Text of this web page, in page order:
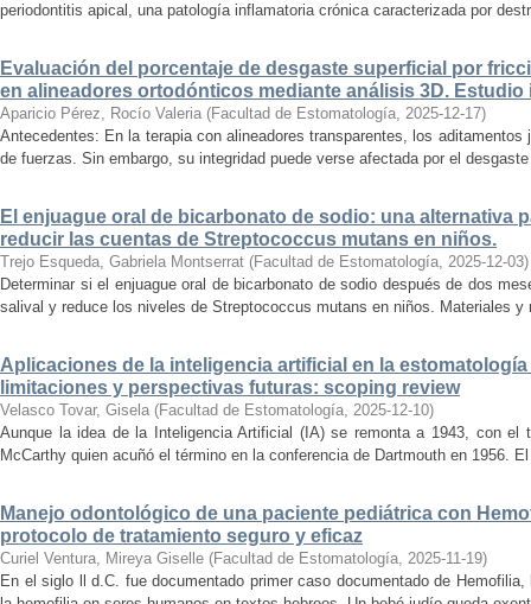
periodontitis apical, una patología inflamatoria crónica caracterizada por
Evaluación del porcentaje de desgaste superficial por
en alineadores ortodónticos mediante análisis 3D. Estudio
Aparicio Pérez, Rocío Valeria (Facultad de Estomatología, 2025-12-17)
Antecedentes: En la terapia con alineadores transparentes, los
de fuerzas. Sin embargo, su integridad puede verse afectada por el
El enjuague oral de bicarbonato de sodio: una alternativa
reducir las cuentas de Streptococcus mutans en niños.
Trejo Esqueda, Gabriela Montserrat (Facultad de Estomatología, 2025-12-03)
Determinar si el enjuague oral de bicarbonato de sodio después de dos
salival y reduce los niveles de Streptococcus mutans en niños. Materiales
Aplicaciones de la inteligencia artificial en la
limitaciones y perspectivas futuras: scoping review
Velasco Tovar, Gisela (Facultad de Estomatología, 2025-12-10)
Aunque la idea de la Inteligencia Artificial (IA) se remonta a 1943, con el
McCarthy quien acuñó el término en la conferencia de Dartmouth en 1956.
Manejo odontológico de una paciente pediátrica con
protocolo de tratamiento seguro y eficaz
Curiel Ventura, Mireya Giselle (Facultad de Estomatología, 2025-11-19)
En el siglo ll d.C. fue documentado primer caso documentado de